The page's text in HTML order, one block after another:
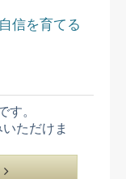
信を育てる
す。
ただけま